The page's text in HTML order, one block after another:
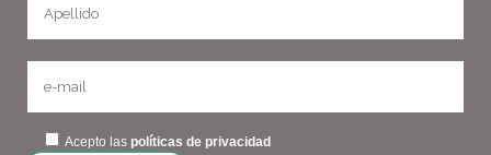
Acepto las políticas de privacidad